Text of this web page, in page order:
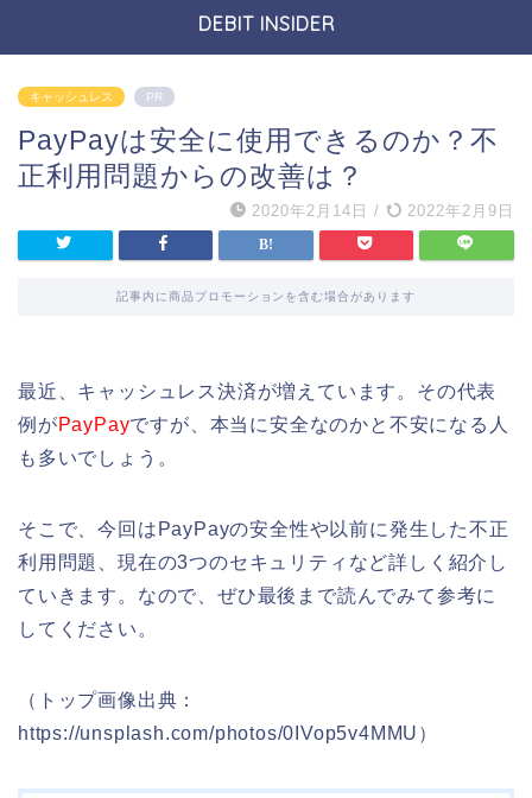
DEBIT INSIDER
キャッシュレス PR
PayPayは安全に使用できるのか？不
正利用問題からの改善は？
2020年2月14日 / 2022年2月9日
記事内に商品プロモーションを含む場合があります
最近、キャッシュレス決済が増えています。その代表
例がPayPayですが、本当に安全なのかと不安になる人
も多いでしょう。
そこで、今回はPayPayの安全性や以前に発生した不正
利用問題、現在の3つのセキュリティなど詳しく紹介し
ていきます。なので、ぜひ最後まで読んでみて参考に
してください。
（トップ画像出典：
https://unsplash.com/photos/0IVop5v4MMU）